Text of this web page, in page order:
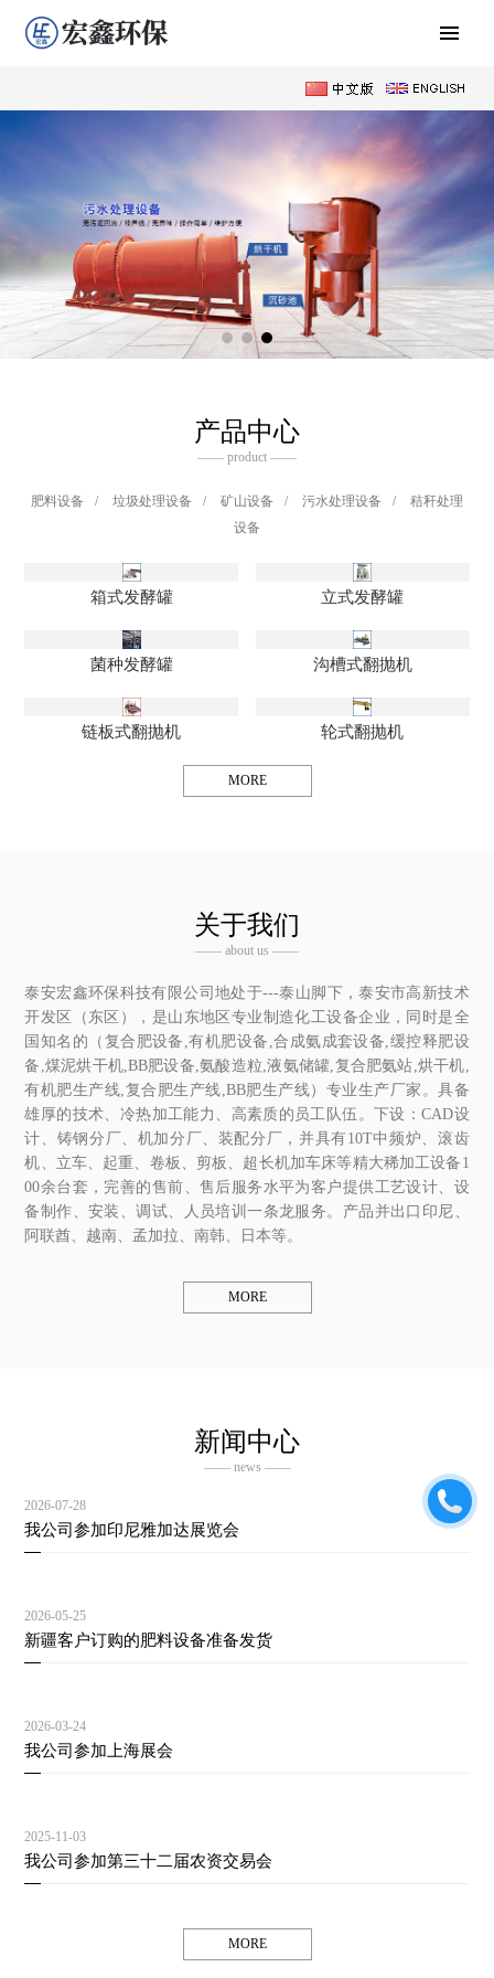
产品中心
—— product ——
肥料设备 / 垃圾处理设备 / 矿山设备 / 污水处理设备 /
秸秆处理
设备
箱式发酵罐 立式发酵罐
菌种发酵罐 沟槽式翻抛机
链板式翻抛机 轮式翻抛机
MORE
关于我们
—— about us ——
泰安宏鑫环保科技有限公司地处于---泰山脚下，泰安市高新技术
开发区（东区），是山东地区专业制造化工设备企业，同时是全
国知名的（复合肥设备,有机肥设备,合成氨成套设备,缓控释肥设
备,煤泥烘干机,BB肥设备,氨酸造粒,液氨储罐,复合肥氨站,烘干机,
有机肥生产线,复合肥生产线,BB肥生产线）专业生产厂家。具备
雄厚的技术、冷热加工能力、高素质的员工队伍。下设：CAD设
计、铸钢分厂、机加分厂、装配分厂，并具有10T中频炉、滚齿
机、立车、起重、卷板、剪板、超长机加车床等精大稀加工设备1
00余台套，完善的售前、售后服务水平为客户提供工艺设计、设
备制作、安装、调试、人员培训一条龙服务。产品并出口印尼、
阿联酋、越南、孟加拉、南韩、日本等。
MORE
新闻中心
—— news ——
2026-07-28
我公司参加印尼雅加达展览会
2026-05-25
新疆客户订购的肥料设备准备发货
2026-03-24
我公司参加上海展会
2025-11-03
我公司参加第三十二届农资交易会
MORE